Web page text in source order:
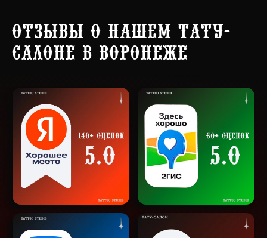
Отзывы о нашем тату-
салоне в Воронеже